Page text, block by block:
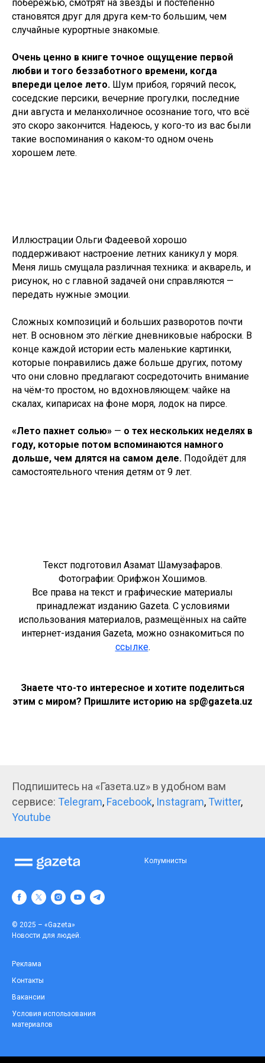
побережью, смотрят на звёзды и постепенно
становятся друг для друга кем-то большим, чем
случайные курортные знакомые.
Очень ценно в книге точное ощущение первой
любви и того беззаботного времени, когда
впереди целое лето. Шум прибоя, горячий песок,
соседские персики, вечерние прогулки, последние
дни августа и меланхоличное осознание того, что всё
это скоро закончится. Надеюсь, у кого-то из вас были
такие воспоминания о каком-то одном очень
хорошем лете.
Иллюстрации Ольги Фадеевой хорошо
поддерживают настроение летних каникул у моря.
Меня лишь смущала различная техника: и акварель, и
рисунок, но с главной задачей они справляются —
передать нужные эмоции.
Сложных композиций и больших разворотов почти
нет. В основном это лёгкие дневниковые наброски. В
конце каждой истории есть маленькие картинки,
которые понравились даже больше других, потому
что они словно предлагают сосредоточить внимание
на чём-то простом, но вдохновляющем: чайке на
скалах, кипарисах на фоне моря, лодок на пирсе.
«Лето пахнет солью» — о тех нескольких неделях в
году, которые потом вспоминаются намного
дольше, чем длятся на самом деле. Подойдёт для
самостоятельного чтения детям от 9 лет.
Текст подготовил Азамат Шамузафаров.
Фотографии: Орифжон Хошимов.
Все права на текст и графические материалы
принадлежат изданию Gazeta. С условиями
использования материалов, размещённых на сайте
интернет-издания Gazeta, можно ознакомиться по
ссылке.
Знаете что-то интересное и хотите поделиться
этим с миром? Пришлите историю на sp@gazeta.uz
Подпишитесь на «Газета.uz» в удобном вам
сервисе: Telegram, Facebook, Instagram, Twitter,
Youtube
© 2025 – «Gazeta»
Новости для людей.
Колумнисты
Реклама
Контакты
Вакансии
Условия использования
материалов